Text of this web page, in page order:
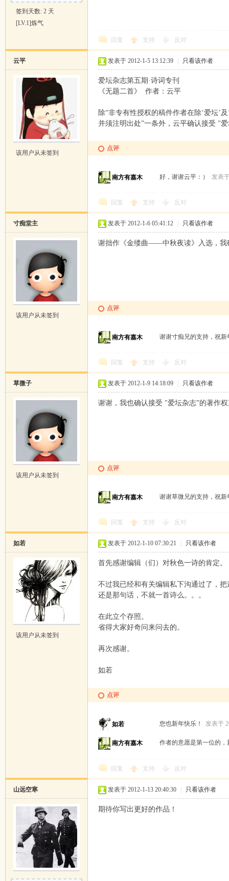
签到天数: 2 天
[LV.1]炼气
回复 支持 反对
云平
该用户从未签到
发表于 2012-1-5 13:12:39 只看该作者
爱坛杂志第五期·诗词专刊
《无题二首》 作者：云平
除“非专有性授权的稿件作者在除‘爱坛’
并须注明出处”一条外，云平确认接受 "
点评
南方有嘉木 好，谢谢云平：） 发表
回复 支持 反对
寸痴堂主
该用户从未签到
发表于 2012-1-6 05:41:12 只看该作者
谢拙作《金缕曲——中秋夜读》入选，我
点评
南方有嘉木 谢谢寸痴兄的支持，祝
回复 支持 反对
草微子
该用户从未签到
发表于 2012-1-9 14:18:09 只看该作者
谢谢，我也确认接受 "爱坛杂志”的著作
点评
南方有嘉木 谢谢草微兄的支持，祝
回复 支持 反对
如若
该用户从未签到
发表于 2012-1-10 07:30:21 只看该作者
首先感谢编辑（们）对秋色一诗的肯定。
不过我已经和有关编辑私下沟通过了，
还是那句话，不就一首诗么。。。
在此立个存照。
省得大家好奇问来问去的。
再次感谢。
如若
点评
如若 您也新年快乐！ 发表于
南方有嘉木 作者的意愿是第一位的
回复 支持 反对
山远空寒 发表于 2012-1-13 20:40:30 只看该作者
期待你写出更好的作品！